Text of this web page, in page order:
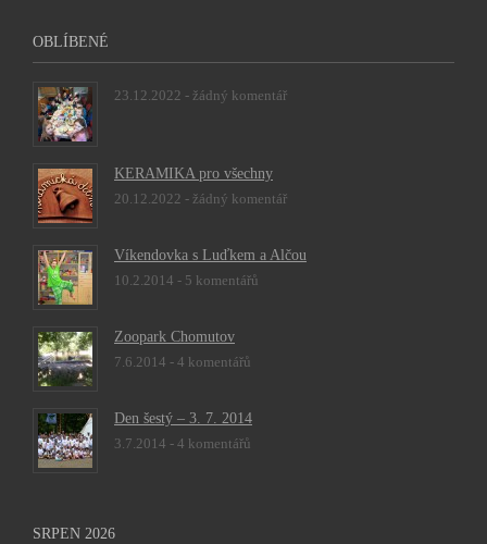
OBLÍBENÉ
23.12.2022 - žádný komentář
KERAMIKA pro všechny
20.12.2022 - žádný komentář
Víkendovka s Luďkem a Alčou
10.2.2014 - 5 komentářů
Zoopark Chomutov
7.6.2014 - 4 komentářů
Den šestý – 3. 7. 2014
3.7.2014 - 4 komentářů
SRPEN 2026